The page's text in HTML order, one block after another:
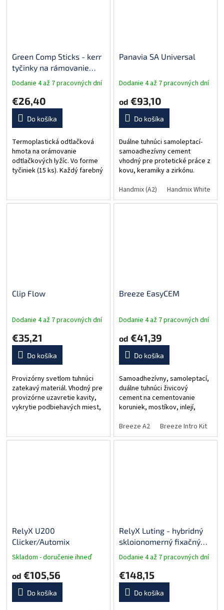
Green Comp Sticks - kerr
tyčinky na rámovanie
lyžíc (15 ks)
Dodanie 4 až 7 pracovných dní
€26,40
Do košíka
Termoplastická odtlačková
hmota na orámovanie
odtlačkových lyžíc. Vo forme
tyčiniek (15 ks). Každý farebný
(zelená: 50°C).
Panavia SA Universal
Dodanie 4 až 7 pracovných dní
od €93,10
Do košíka
Duálne tuhnúci samoleptací-
samoadhezívny cement
vhodný pre protetické práce z
kovu, keramiky a zirkónu.
Mimoriadne vysoká sila väzby
vďaka monoméru MDP. Verzie:
Handmix (A2) Handmix White
Clip Flow
Dodanie 4 až 7 pracovných dní
€35,21
Do košíka
Provizórny svetlom tuhnúci
zatekavý materiál. Vhodný pre
provizórne uzavretie kavity,
vykrytie podbiehavých miest,
Elastický....
Breeze EasyCEM
Dodanie 4 až 7 pracovných dní
od €41,39
Do košíka
Samoadhezívny, samoleptací,
duálne tuhnúci živicový
cement na cementovanie
koruniek, mostíkov, inlejí,
automix striekačky.
Breeze A2 Breeze Intro Kit
RelyX U200
Clicker/Automix
Skladom - doručenie ihneď
od €105,56
Do košíka
RelyX Luting - hybridný
skloionomerný fixačný
cement
Dodanie 4 až 7 pracovných dní
€148,15
Do košíka